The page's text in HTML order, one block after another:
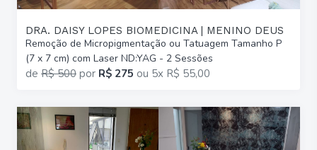
DRA. DAISY LOPES BIOMEDICINA | MENINO DEUS
Remoção de Micropigmentação ou Tatuagem Tamanho P
(7 x 7 cm) com Laser ND:YAG - 2 Sessões
de R$ 500 por R$ 275 ou 5x R$ 55,00